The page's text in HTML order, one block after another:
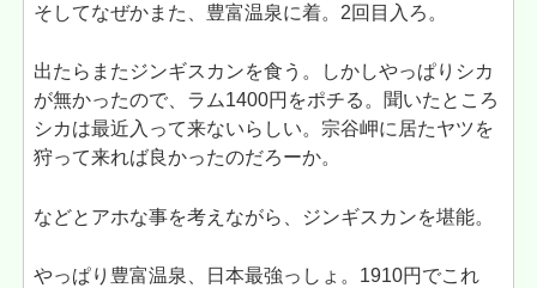
そしてなぜかまた、豊富温泉に着。2回目入ろ。
出たらまたジンギスカンを食う。しかしやっぱりシカ
が無かったので、ラム1400円をポチる。聞いたところ
シカは最近入って来ないらしい。宗谷岬に居たヤツを
狩って来れば良かったのだろーか。
などとアホな事を考えながら、ジンギスカンを堪能。
やっぱり豊富温泉、日本最強っしょ。1910円でこれ